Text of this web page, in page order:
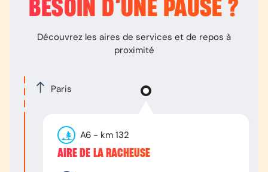
BESOIN D’UNE PAUSE ?
Découvrez les aires de services et de repos à
proximité
Paris
A6 - km 132
AIRE DE LA RACHEUSE